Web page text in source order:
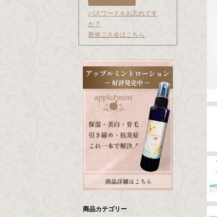
パスワードをお忘れです
か？
新規ご入会はこちら
商品カテゴリー